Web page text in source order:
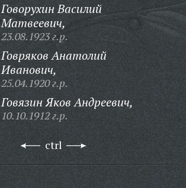
Говорухин Василий
Матвеевич,
23.08.1923 г.р.
Говряков Анатолий
Иванович,
25.04.1920 г.р.
Говязин Яков Андреевич,
10.10.1912 г.р.
ctrl